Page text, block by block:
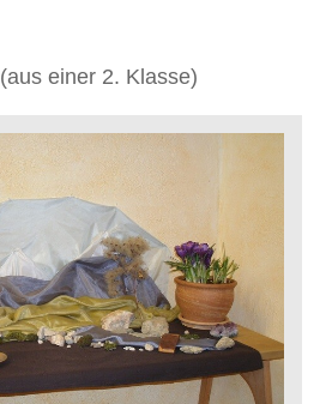
(aus einer 2. Klasse)